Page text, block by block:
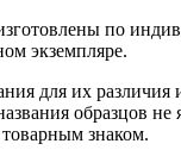
по
экземпляре.
для их различия
образцов не
знаком.